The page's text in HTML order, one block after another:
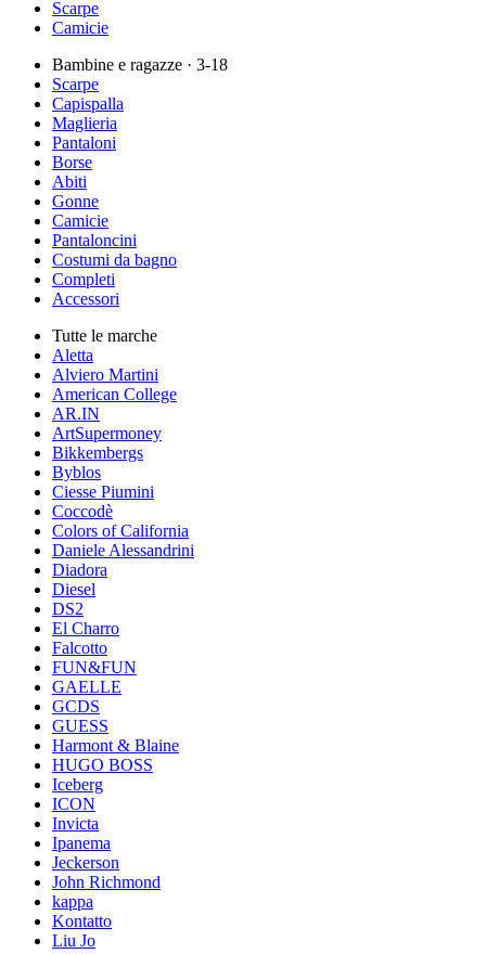
Scarpe
Camicie
Bambine e ragazze · 3-18
Scarpe
Capispalla
Maglieria
Pantaloni
Borse
Abiti
Gonne
Camicie
Pantaloncini
Costumi da bagno
Completi
Accessori
Tutte le marche
Aletta
Alviero Martini
American College
AR.IN
ArtSupermoney
Bikkembergs
Byblos
Ciesse Piumini
Coccodè
Colors of California
Daniele Alessandrini
Diadora
Diesel
DS2
El Charro
Falcotto
FUN&FUN
GAELLE
GCDS
GUESS
Harmont & Blaine
HUGO BOSS
Iceberg
ICON
Invicta
Ipanema
Jeckerson
John Richmond
kappa
Kontatto
Liu Jo